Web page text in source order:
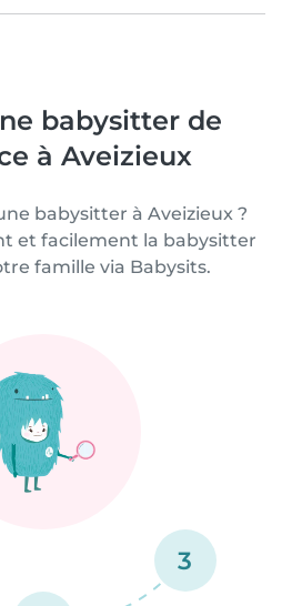
babysitter de
à Aveizieux
babysitter à Aveizieux ?
et facilement la babysitter
famille via Babysits.
3